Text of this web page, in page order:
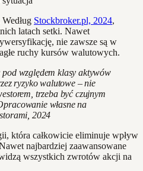
Stockbroker.pl, 2024,
latach setki. Nawet
nie zawsze są w
ruchy kursów walutowych.
względem klasy aktywów
ryzyko walutowe – nie
trzeba być czujnym
własne na
2024
która całkowicie eliminuje wpływ
najbardziej zaawansowane
wszystkich zwrotów akcji na